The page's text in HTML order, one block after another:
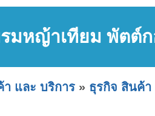
มหญ้าเทียม พัตต์
และ บริการ » ธุรกิจ สินค้า